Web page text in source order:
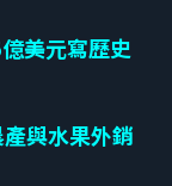
美元寫歷史
與水果外銷